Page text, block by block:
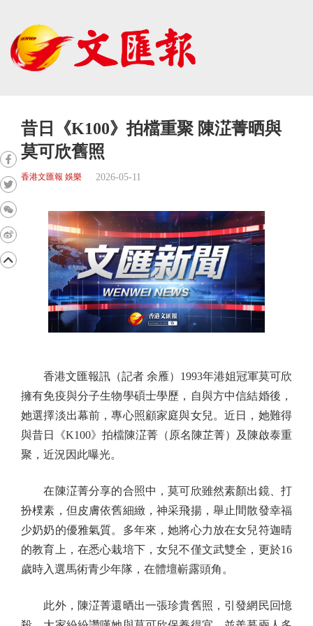
昔日《K100》拍檔重聚 陳淽菁晒與
莫可欣舊照
香港文匯報 娛樂 2026-05-11
香港文匯報訊（記者 余雁）1993年港姐冠軍莫可欣
擁有免疫與分子生物學碩士學歷，自與方中信結婚後，
她選擇淡出幕前，專心照顧家庭與女兒。近日，她難得
與昔日《K100》拍檔陳淽菁（原名陳芷菁）及陳啟泰重
聚，近況因此曝光。
在陳淽菁分享的合照中，莫可欣雖然素顏出鏡、打
扮樸素，但皮膚依舊細緻，神采飛揚，舉止間散發幸福
少奶奶的優雅氣質。多年來，她將心力放在女兒符迦晴
的教育上，在悉心栽培下，女兒不僅文武雙全，更於16
歲時入選馬術青少年隊，在體壇嶄露頭角。
此外，陳淽菁還晒出一張珍貴舊照，引發網民回憶